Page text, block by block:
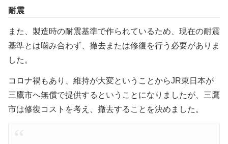
耐震
また、製造時の耐震基準で作られているため、現在の耐震
基準とは噛み合わず、撤去または修復を行う必要がありま
した。
コロナ禍もあり、維持が大変ということからJR東日本が
三鷹市へ無償で提供するということになりましたが、三鷹
市は修復コストを考え、撤去することを決めました。